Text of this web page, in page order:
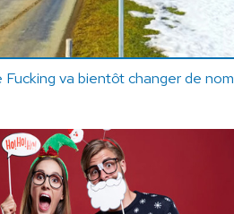
Fucking va bientôt changer de nom